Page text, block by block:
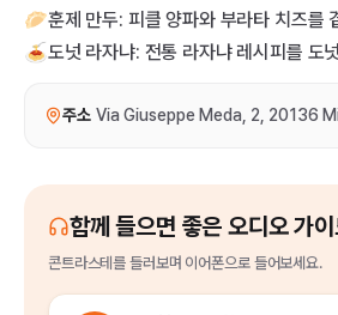
🥟훈제 만두: 피클 양파와 부라타 치즈를
🍝도넛 라자냐: 전통 라자냐 레시피를 도
주소 Via Giuseppe Meda, 2, 20136
함께 들으면 좋은 오디오 가
콘트라스테를 들러보며 이어폰으로 들어보세요.